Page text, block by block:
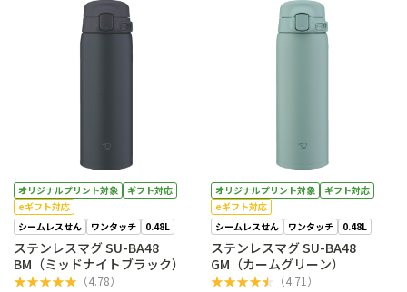
オリジナルプリント対象
ギフト対応
eギフト対応
シームレスせん
ワンタッチ 0.48L
ステンレスマグ SU-BA48
BM（ミッドナイトブラック）
★★★★★ （4.78）
オリジナルプリント対象
ギフト対応
eギフト対応
シームレスせん
ワンタッチ 0.48L
ステンレスマグ SU-BA48
GM（カームグリーン）
★★★★★ （4.71 ）